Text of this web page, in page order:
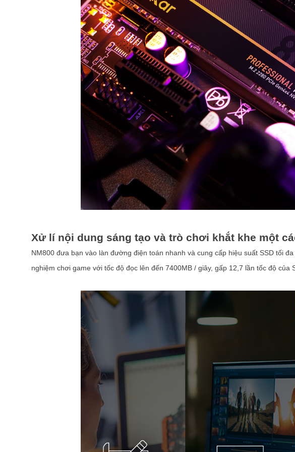
Xử lí nội dung sáng tạo và trò chơi khắt khe một
NM800 đưa bạn vào làn đường điện toán nhanh và cung cấp hiệu suất SSD tối
nghiệm chơi game với tốc độ đọc lên đến 7400MB / giây, gấp 12,7 lần tốc độ của